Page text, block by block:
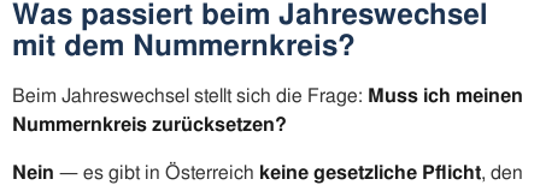
Was passiert beim Jahreswechsel
mit dem Nummernkreis?
Beim Jahreswechsel stellt sich die Frage: Muss ich meinen
Nummernkreis zurücksetzen?
Nein — es gibt in Österreich keine gesetzliche Pflicht, den